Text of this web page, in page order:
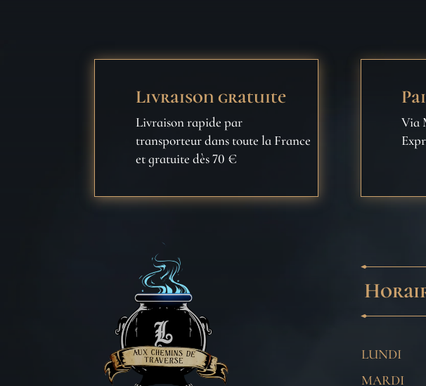
Livraison gratuite
Livraison rapide par
transporteur dans toute la France
et gratuite dès 70 €
Via
LUNDI
MARDI